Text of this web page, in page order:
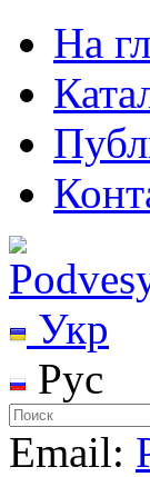
На
Укр
Рус
Email: